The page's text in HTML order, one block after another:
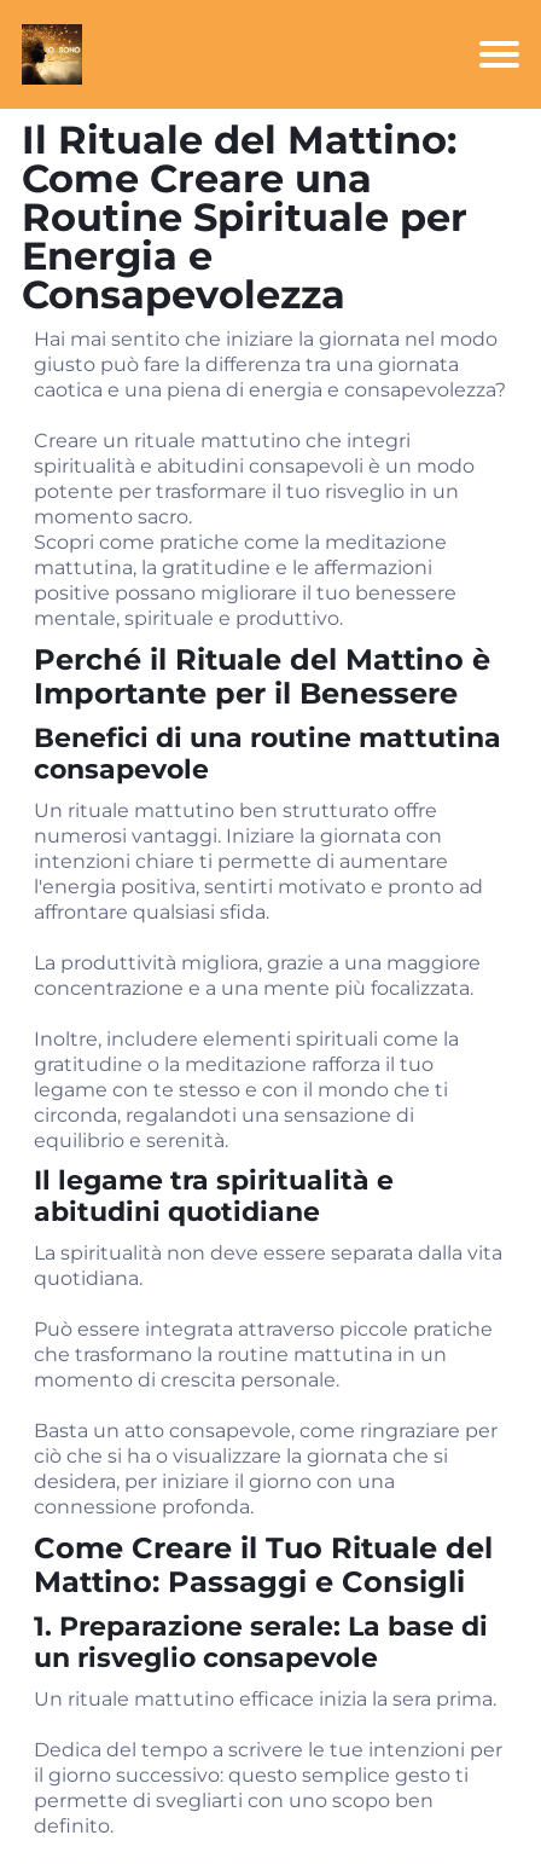
Il Rituale del Mattino:
Come Creare una
Routine Spirituale per
Energia e
Consapevolezza
Hai mai sentito che iniziare la giornata nel modo
giusto può fare la differenza tra una giornata
caotica e una piena di energia e consapevolezza?
Creare un rituale mattutino che integri
spiritualità e abitudini consapevoli è un modo
potente per trasformare il tuo risveglio in un
momento sacro.
Scopri come pratiche come la meditazione
mattutina, la gratitudine e le affermazioni
positive possano migliorare il tuo benessere
mentale, spirituale e produttivo.
Perché il Rituale del Mattino è
Importante per il Benessere
Benefici di una routine mattutina
consapevole
Un rituale mattutino ben strutturato offre
numerosi vantaggi. Iniziare la giornata con
intenzioni chiare ti permette di aumentare
l'energia positiva, sentirti motivato e pronto ad
affrontare qualsiasi sfida.
La produttività migliora, grazie a una maggiore
concentrazione e a una mente più focalizzata.
Inoltre, includere elementi spirituali come la
gratitudine o la meditazione rafforza il tuo
legame con te stesso e con il mondo che ti
circonda, regalandoti una sensazione di
equilibrio e serenità.
Il legame tra spiritualità e
abitudini quotidiane
La spiritualità non deve essere separata dalla vita
quotidiana.
Può essere integrata attraverso piccole pratiche
che trasformano la routine mattutina in un
momento di crescita personale.
Basta un atto consapevole, come ringraziare per
ciò che si ha o visualizzare la giornata che si
desidera, per iniziare il giorno con una
connessione profonda.
Come Creare il Tuo Rituale del
Mattino: Passaggi e Consigli
1. Preparazione serale: La base di
un risveglio consapevole
Un rituale mattutino efficace inizia la sera prima.
Dedica del tempo a scrivere le tue intenzioni per
il giorno successivo: questo semplice gesto ti
permette di svegliarti con uno scopo ben
definito.